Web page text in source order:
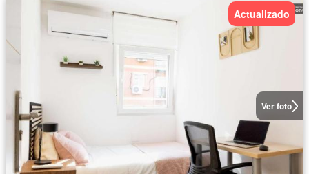
Ver foto
Actualizado